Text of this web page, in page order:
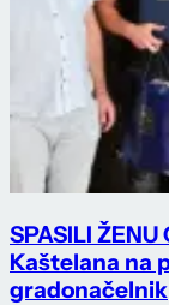
SPASILI
Kaštelana na
gradonačelnik